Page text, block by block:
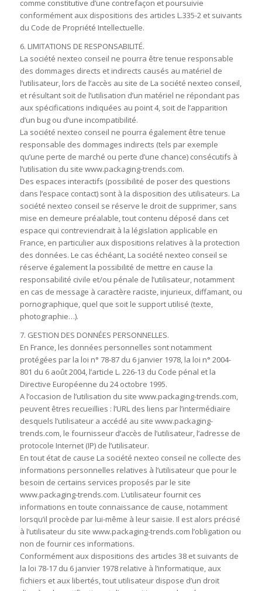
comme constitutive d’une contrefaçon et poursuivie
conformément aux dispositions des articles L.335-2 et suivants
du Code de Propriété Intellectuelle.
6. LIMITATIONS DE RESPONSABILITÉ.
La société nexteo conseil ne pourra être tenue responsable
des dommages directs et indirects causés au matériel de
l’utilisateur, lors de l’accès au site de La société nexteo conseil,
et résultant soit de l’utilisation d’un matériel ne répondant pas
aux spécifications indiquées au point 4, soit de l’apparition
d’un bug ou d’une incompatibilité.
La société nexteo conseil ne pourra également être tenue
responsable des dommages indirects (tels par exemple
qu’une perte de marché ou perte d’une chance) consécutifs à
l’utilisation du site www.packaging-trends.com.
Des espaces interactifs (possibilité de poser des questions
dans l’espace contact) sont à la disposition des utilisateurs. La
société nexteo conseil se réserve le droit de supprimer, sans
mise en demeure préalable, tout contenu déposé dans cet
espace qui contreviendrait à la législation applicable en
France, en particulier aux dispositions relatives à la protection
des données. Le cas échéant, La société nexteo conseil se
réserve également la possibilité de mettre en cause la
responsabilité civile et/ou pénale de l’utilisateur, notamment
en cas de message à caractère raciste, injurieux, diffamant, ou
pornographique, quel que soit le support utilisé (texte,
photographie…).
7. GESTION DES DONNÉES PERSONNELLES.
En France, les données personnelles sont notamment
protégées par la loi n° 78-87 du 6 janvier 1978, la loi n° 2004-
801 du 6 août 2004, l’article L. 226-13 du Code pénal et la
Directive Européenne du 24 octobre 1995.
A l’occasion de l’utilisation du site www.packaging-trends.com,
peuvent êtres recueillies : l’URL des liens par l’intermédiaire
desquels l’utilisateur a accédé au site www.packaging-
trends.com, le fournisseur d’accès de l’utilisateur, l’adresse de
protocole Internet (IP) de l’utilisateur.
En tout état de cause La société nexteo conseil ne collecte des
informations personnelles relatives à l’utilisateur que pour le
besoin de certains services proposés par le site
www.packaging-trends.com. L’utilisateur fournit ces
informations en toute connaissance de cause, notamment
lorsqu’il procède par lui-même à leur saisie. Il est alors précisé
à l’utilisateur du site www.packaging-trends.com l’obligation ou
non de fournir ces informations.
Conformément aux dispositions des articles 38 et suivants de
la loi 78-17 du 6 janvier 1978 relative à l’informatique, aux
fichiers et aux libertés, tout utilisateur dispose d’un droit